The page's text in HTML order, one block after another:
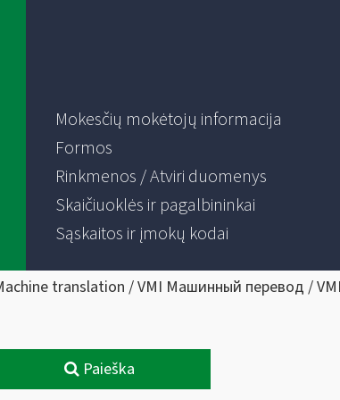
Mokesčių mokėtojų informacija
Formos
Rinkmenos / Atviri duomenys
Skaičiuoklės ir pagalbininkai
Sąskaitos ir įmokų kodai
translation / VMI Машинный перевод /
Paieška